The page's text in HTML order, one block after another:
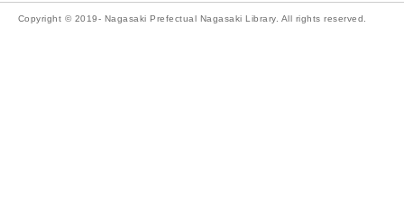
Copyright © 2019- Nagasaki Prefectual Nagasaki Library. All rights reserved.